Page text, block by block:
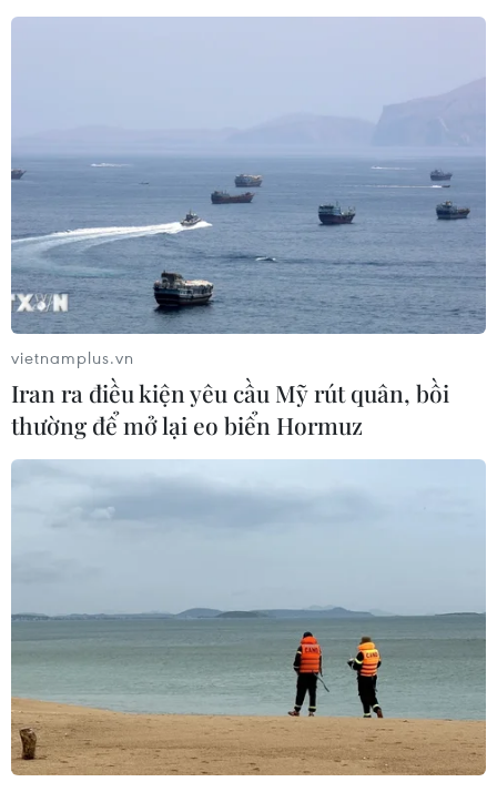
Chứng khoán Mỹ phần lớn tăng điểm ngay
trước báo cáo lạm phát
Nhìn chung các nhà giao dịch chứng khoán đang giảm
các dự đoán đối với việc nới lỏng chính sách tiền tệ của
Fed, trong đó nhiều người còn cho rằng sẽ không có đợt
hạ lãi suất nào trước năm 2025.
Thị trường Chứng khoán Mỹ đứng trước
làn sóng "khuấy động" mới
vietnamplus.vn
Iran ra điều kiện yêu cầu Mỹ rút quân, bồi
thường để mở lại eo biển Hormuz